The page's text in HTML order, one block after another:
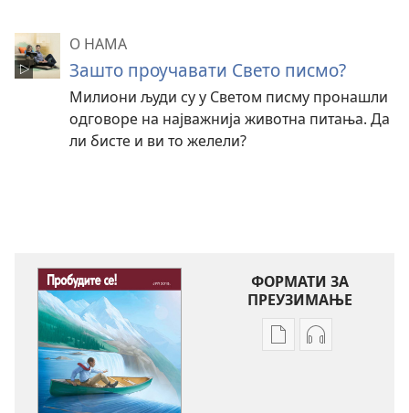
О НАМА
Зашто проучавати Свето писмо?
Милиони људи су у Светом писму пронашли
одговоре на најважнија животна питања. Да
ли бисте и ви то желели?
ФОРМАТИ ЗА
ПРЕУЗИМАЊЕ
ФорматиФормати